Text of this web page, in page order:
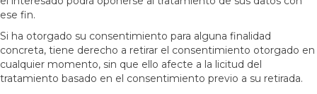
ese fin.
Si ha otorgado su consentimiento para alguna finalidad
concreta, tiene derecho a retirar el consentimiento otorgado en
cualquier momento, sin que ello afecte a la licitud del
tratamiento basado en el consentimiento previo a su retirada.